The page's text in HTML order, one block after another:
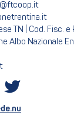
TN | Cod. Fisc. e
Albo Nazionale